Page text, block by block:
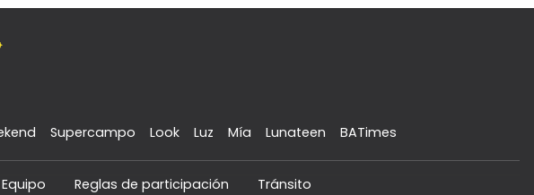
Supercampo Look Luz Mía Lunateen BATimes
Equipo Reglas de participación Tránsito